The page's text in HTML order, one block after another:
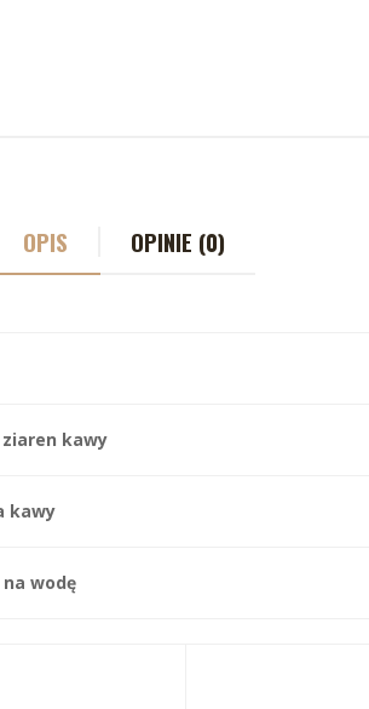
OPIS OPINIE (0)
kawy
kawy
wodę